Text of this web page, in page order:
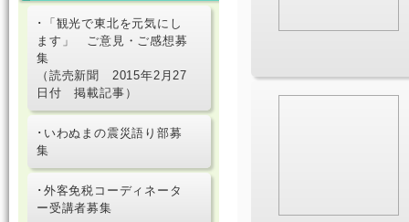
･「観光で東北を元気にし
ます」 ご意見・ご感想募
集
（読売新聞 2015年2月27
日付 掲載記事）
･いわぬまの震災語り部募
集
･外客免税コーディネータ
ー受講者募集